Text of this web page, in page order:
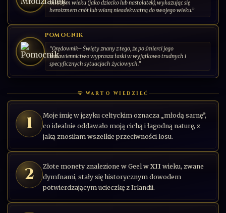
młodym wieku (jako dziecko lub nastolatek), wykazując się
heroizmem cnót lub wiarą nieadekwatną do swojego wieku.”
POMOCNIK
“Orędownik– Święty znany z tego, że po śmierci jego
wstawiennictwo wyprasza łaski w wyjątkowo trudnych i
specyficznych sytuacjach życiowych.”
💡 WARTO WIEDZIEĆ
1
Moje imię w języku celtyckim oznacza „młodą sarnę”,
co idealnie oddawało moją cichą i łagodną naturę, z
jaką znosiłam wszelkie przeciwności losu.
2 Złote monety znalezione w Geel w XII wieku, zwane
dymfnami, stały się historycznym dowodem
potwierdzającym ucieczkę z Irlandii.